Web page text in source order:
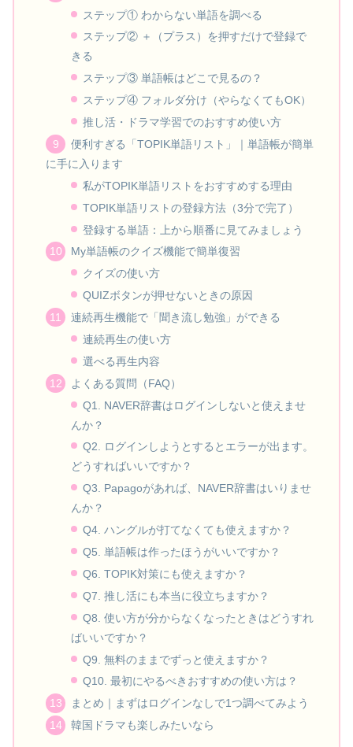
ステップ① わからない単語を調べる
ステップ② ＋（プラス）を押すだけで登録で
きる
ステップ③ 単語帳はどこで見るの？
ステップ④ フォルダ分け（やらなくてもOK）
推し活・ドラマ学習でのおすすめ使い方
便利すぎる「TOPIK単語リスト」｜単語帳が簡単
に手に入ります
私がTOPIK単語リストをおすすめする理由
TOPIK単語リストの登録方法（3分で完了）
登録する単語：上から順番に見てみましょう
My単語帳のクイズ機能で簡単復習
クイズの使い方
QUIZボタンが押せないときの原因
連続再生機能で「聞き流し勉強」ができる
連続再生の使い方
選べる再生内容
よくある質問（FAQ）
Q1. NAVER辞書はログインしないと使えませ
んか？
Q2. ログインしようとするとエラーが出ます。
どうすればいいですか？
Q3. Papagoがあれば、NAVER辞書はいりませ
んか？
Q4. ハングルが打てなくても使えますか？
Q5. 単語帳は作ったほうがいいですか？
Q6. TOPIK対策にも使えますか？
Q7. 推し活にも本当に役立ちますか？
Q8. 使い方が分からなくなったときはどうすれ
ばいいですか？
Q9. 無料のままでずっと使えますか？
Q10. 最初にやるべきおすすめの使い方は？
まとめ｜まずはログインなしで1つ調べてみよう
韓国ドラマも楽しみたいなら